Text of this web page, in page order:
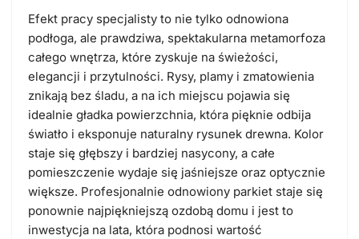
Efekt pracy specjalisty to nie tylko odnowiona
podłoga, ale prawdziwa, spektakularna metamorfoza
całego wnętrza, które zyskuje na świeżości,
elegancji i przytulności. Rysy, plamy i zmatowienia
znikają bez śladu, a na ich miejscu pojawia się
idealnie gładka powierzchnia, która pięknie odbija
światło i eksponuje naturalny rysunek drewna. Kolor
staje się głębszy i bardziej nasycony, a całe
pomieszczenie wydaje się jaśniejsze oraz optycznie
większe. Profesjonalnie odnowiony parkiet staje się
ponownie najpiękniejszą ozdobą domu i jest to
inwestycja na lata, która podnosi wartość